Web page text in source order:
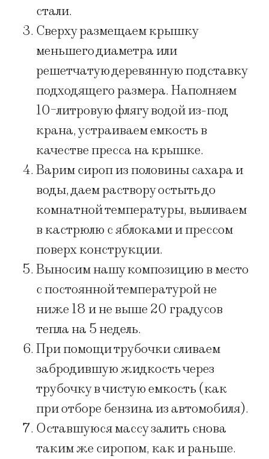
стали.
Сверху размещаем крышку
меньшего диаметра или
решетчатую деревянную подставку
подходящего размера. Наполняем
10-литровую флягу водой из-под
крана, устраиваем емкость в
качестве пресса на крышке.
Варим сироп из половины сахара и
воды, даем раствору остыть до
комнатной температуры, выливаем
в кастрюлю с яблоками и прессом
поверх конструкции.
Выносим нашу композицию в место
с постоянной температурой не
ниже 18 и не выше 20 градусов
тепла на 5 недель.
При помощи трубочки сливаем
забродившую жидкость через
трубочку в чистую емкость (как
при отборе бензина из автомобиля).
Оставшуюся массу залить снова
таким же сиропом, как и раньше.